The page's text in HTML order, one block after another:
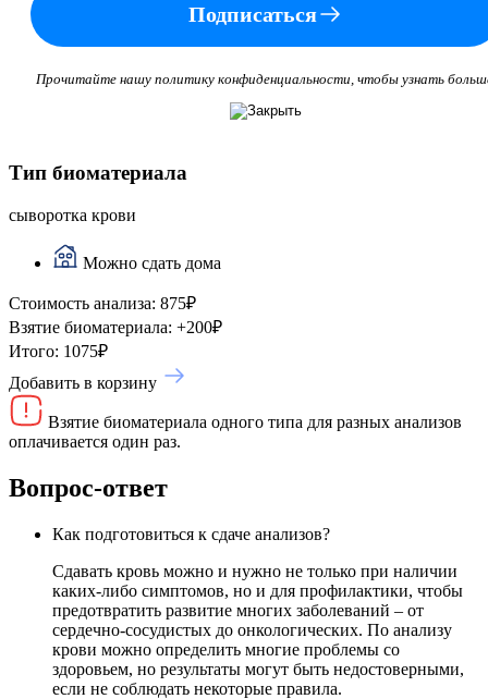
Подписаться
Прочитайте нашу политику конфиденциальности, чтобы узнать
Тип биоматериала
сыворотка крови
Можно сдать дома
Стоимость анализа: 875₽
Взятие биоматериала: +200₽
Итого: 1075₽
Добавить в корзину
Взятие биоматериала одного типа для разных анализов
оплачивается один раз.
Вопрос-ответ
Как подготовиться к сдаче анализов?
Сдавать кровь можно и нужно не только при наличии
каких-либо симптомов, но и для профилактики, чтобы
предотвратить развитие многих заболеваний – от
сердечно-сосудистых до онкологических. По анализу
крови можно определить многие проблемы со
здоровьем, но результаты могут быть недостоверными,
если не соблюдать некоторые правила.